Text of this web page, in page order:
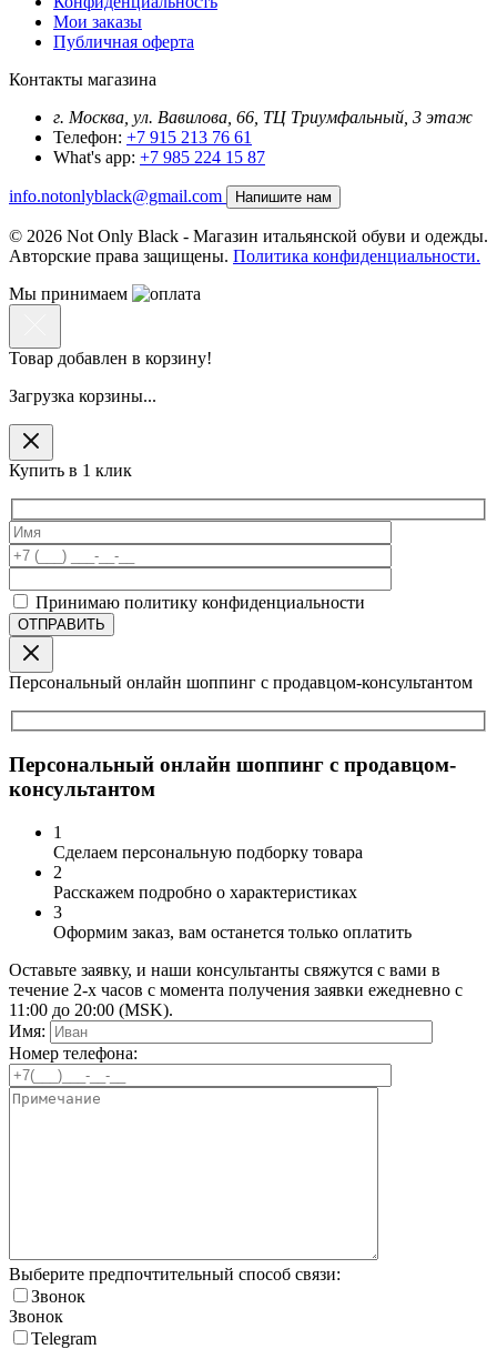
Мои заказы
Публичная оферта
Контакты магазина
г. Москва, ул. Вавилова, 66, ТЦ Триумфальный, 3 этаж
Телефон: +7 915 213 76 61
What's app: +7 985 224 15 87
info.notonlyblack@gmail.com Напишите нам
© 2026 Not Only Black - Магазин итальянской обуви и одежды.
Авторские права защищены. Политика конфиденциальности.
Мы принимаем
Товар добавлен в корзину!
Загрузка корзины...
Купить в 1 клик
Принимаю политику конфиденциальности
Персональный онлайн шоппинг с продавцом-консультантом
Персональный онлайн шоппинг с продавцом-
консультантом
1
Сделаем персональную подборку товара
2
Расскажем подробно о характеристиках
3
Оформим заказ, вам останется только оплатить
Оставьте заявку, и наши консультанты свяжутся с вами в
течение 2-х часов с момента получения заявки ежедневно с
11:00 до 20:00 (MSK).
Имя:
Номер телефона:
Выберите предпочтительный способ связи:
Звонок
Звонок
Telegram